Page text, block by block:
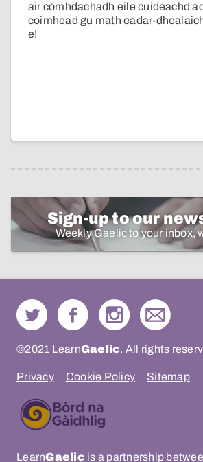
air còmhdachadh eile cuideachd
coimhead gu math eadar-
e!
Sign-up to our
Weekly Gaelic to your inbox,
©2021 LearnGaelic. All rights
Privacy Cookie Policy Sitemap
LearnGaelic is a partnership